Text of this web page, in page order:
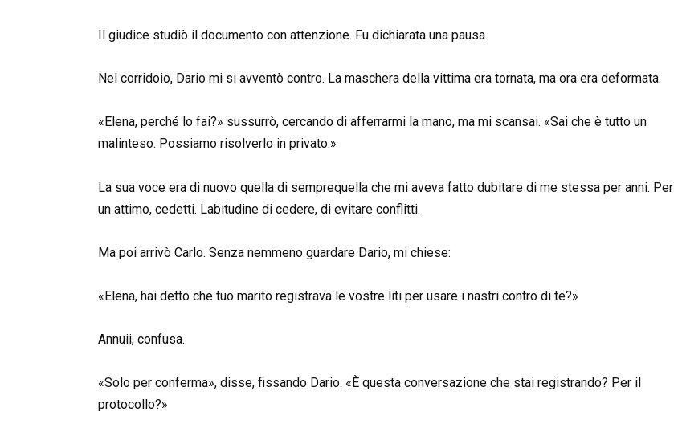
Il giudice studiò il documento con attenzione. Fu dichiarata una pausa.
Nel corridoio, Dario mi si avventò contro. La maschera della vittima era tornata, ma ora era deformata.
«Elena, perché lo fai?» sussurrò, cercando di afferrarmi la mano, ma mi scansai. «Sai che è tutto un
malinteso. Possiamo risolverlo in privato.»
La sua voce era di nuovo quella di semprequella che mi aveva fatto dubitare di me stessa per anni. Per
un attimo, cedetti. Labitudine di cedere, di evitare conflitti.
Ma poi arrivò Carlo. Senza nemmeno guardare Dario, mi chiese:
«Elena, hai detto che tuo marito registrava le vostre liti per usare i nastri contro di te?»
Annuii, confusa.
«Solo per conferma», disse, fissando Dario. «È questa conversazione che stai registrando? Per il
protocollo?»